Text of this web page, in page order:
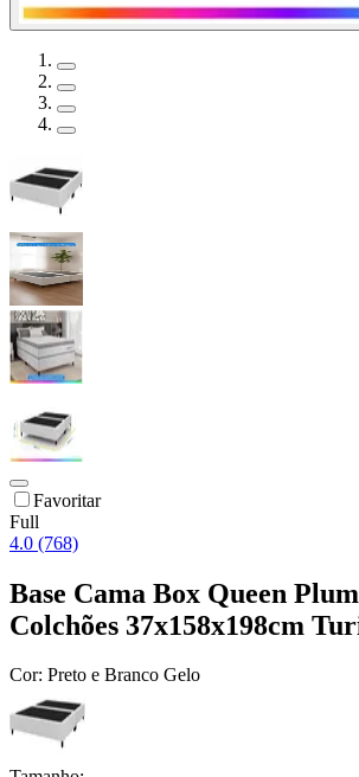
Favoritar
Full
4.0 (768)
Base Cama Box Queen
Colchões 37x158x198cm
Cor: Preto e Branco Gelo